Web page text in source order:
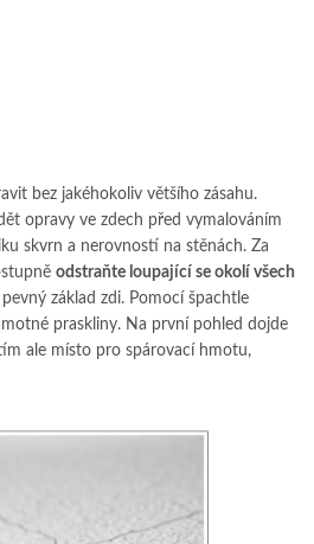
bez jakéhokoliv většího zásahu.
opravy ve zdech před vymalováním
skvrn a nerovností na stěnách. Za
odstraňte loupající se okolí všech
základ zdi. Pomocí špachtle
praskliny. Na první pohled dojde
ale místo pro spárovací hmotu,